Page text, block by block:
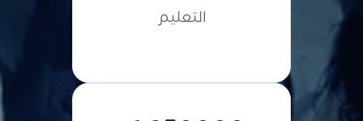
التعليم